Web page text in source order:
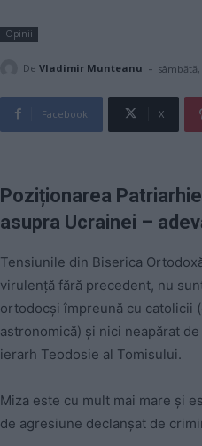
Opinii
De Vladimir Munteanu -
Facebook X
Poziționarea
asupra Ucrainei –
Tensiunile din Biserica
virulență fără precedent, nu
ortodocși împreună cu catolicii
astronomică) și nici neapărat
ierarh Teodosie al Tomisului.
Miza este cu mult mai mare și
de agresiune declanșat de